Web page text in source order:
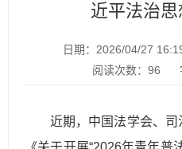
近平法治
日期：2026/04/27
阅读次数：96
近期，中国法学会、